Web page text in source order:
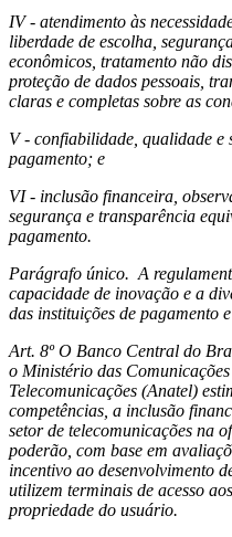
IV - atendimento às
liberdade de escolha,
econômicos, tratamento não
proteção de dados pessoais,
claras e completas sobre as
V - confiabilidade, qualidade e
pagamento; e
VI - inclusão financeira,
segurança e transparência
pagamento.
Parágrafo único. A
capacidade de inovação e a
das instituições de pagamento
Art. 8º O Banco Central do
o Ministério das
Telecomunicações (Anatel)
competências, a inclusão
setor de telecomunicações na
poderão, com base em
incentivo ao desenvolvimento
utilizem terminais de acesso
propriedade do usuário.